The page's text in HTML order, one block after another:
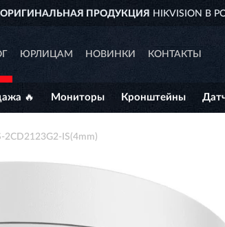
HIKVISION В РОССИИ
ЮРЛИЦАМ НОВИНКИ КОНТАКТЫ
🔥 Мониторы Кронштейны
IS(4mm)